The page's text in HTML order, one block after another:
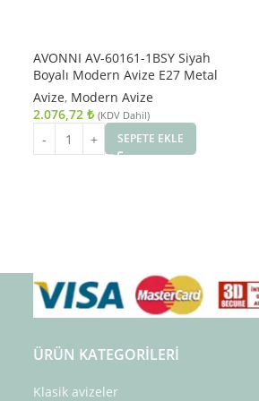
AVONNI AV-60161-1BSY Siyah
Boyalı Modern Avize E27 Metal
Cam 13cm
Avize, Modern Avize
2.076,72 ₺ (KDV Dahil)
SEPETE EKLE
ÜRÜN KATEGORILERI
Klasik avizeler